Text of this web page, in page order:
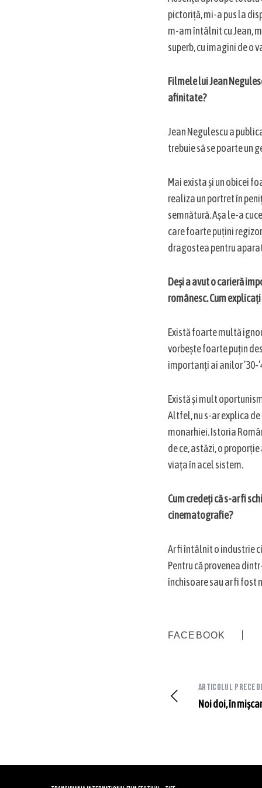
pictoriță, mi-a pus la
m-am întâlnit cu Jean,
superb, cu imagini de o
Filmele lui Jean
afinitate?
Jean Negulescu a
trebuie să se poarte un
Mai exista și un obicei
realiza un portret în
semnătură. Așa le-a
care foarte puțini
dragostea pentru
Deși a avut o carieră
românesc. Cum
Există foarte multă
vorbește foarte puțin
importanți ai anilor ’30-
Există și mult
Altfel, nu s-ar explica
monarhiei. Istoria
de ce, astăzi, o
viața în acel sistem.
Cum credeți că s-ar fi
cinematografie?
Ar fi întâlnit o industrie
Pentru că provenea
închisoare sau ar fi fost
FACEBOOK
Articolul
Noi doi, în